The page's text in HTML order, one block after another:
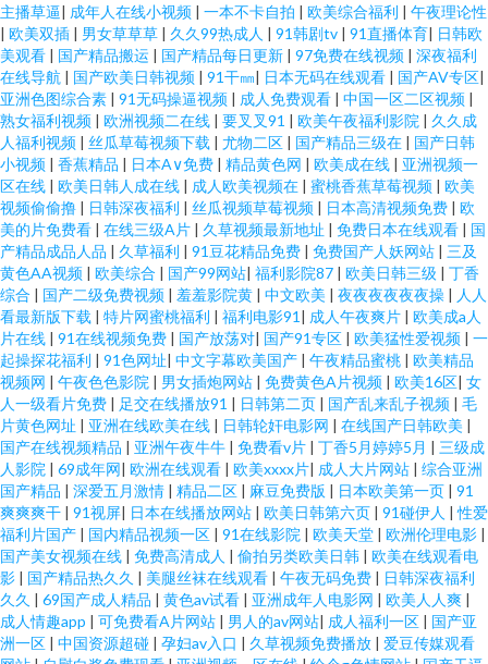
主播草逼| 成年人在线小视频 | 一本不卡自拍 | 欧美综合福利 | 午夜理论性
| 欧美双插 | 男女草草草 | 久久99热成人 | 91韩剧tv | 91直播体育| 日韩欧
美观看 | 国产精品搬运 | 国产精品每日更新 | 97免费在线视频 | 深夜福利
在线导航 | 国产欧美日韩视频 | 91干㎜| 日本无码在线观看 | 国产AV专区|
亚洲色图综合素 | 91无码操逼视频 | 成人免费观看 | 中国一区二区视频 |
熟女福利视频 | 欧洲视频二在线 | 要叉叉91 | 欧美午夜福利影院 | 久久成
人福利视频 | 丝瓜草莓视频下载 | 尤物二区 | 国产精品三级在 | 国产日韩
小视频 | 香蕉精品 | 日本A∨免费 | 精品黄色网 | 欧美成在线 | 亚洲视频一
区在线 | 欧美日韩人成在线 | 成人欧美视频在 | 蜜桃香蕉草莓视频 | 欧美
视频偷偷撸 | 日韩深夜福利 | 丝瓜视频草莓视频 | 日本高清视频免费 | 欧
美的片免费看 | 在线三级A片 | 久草视频最新地址 | 免费日本在线观看 | 国
产精品成品人品 | 久草福利 | 91豆花精品免费 | 免费国产人妖网站 | 三及
黄色AA视频 | 欧美综合 | 国产99网站| 福利影院87 | 欧美日韩三级 | 丁香
综合 | 国产二级免费视频 | 羞羞影院黄 | 中文欧美 | 夜夜夜夜夜夜操 | 人人
看最新版下载 | 特片网蜜桃福利 | 福利电影91 | 成人午夜爽片 | 欧美成a人
片在线 | 91在线视频免费 | 国产放荡对| 国产91专区 | 欧美猛性爱视频 | 一
起操探花福利 | 91色网址| 中文字幕欧美国产 | 午夜精品蜜桃 | 欧美精品
视频网 | 午夜色色影院 | 男女插炮网站 | 免费黄色A片视频 | 欧美16区| 女
人一级看片免费 | 足交在线播放91 | 日韩第二页 | 国产乱来乱子视频 | 毛
片黄色网址 | 亚洲在线欧美在线 | 日韩轮奸电影网 | 在线国产日韩欧美 |
国产在线视频精品 | 亚洲午夜牛牛 | 免费看v片 | 丁香5月婷婷5月 | 三级成
人影院 | 69成年网| 欧洲在线观看 | 欧美xxxx片| 成人大片网站 | 综合亚洲
国产精品 | 深爱五月激情 | 精品二区 | 麻豆免费版 | 日本欧美第一页 | 91
爽爽爽干 | 91视屏| 日本在线播放网站 | 欧美日韩第六页 | 91碰伊人 |性爱
福利片国产 | 国内精品视频一区 | 91在线影院 | 欧美天堂 | 欧洲伦理电影 |
国产美女视频在线 | 免费高清成人 | 偷拍另类欧美日韩 | 欧美在线观看电
影 | 国产精品热久久 | 美腿丝袜在线观看 | 午夜无码免费 | 日韩深夜福利
久久 | 69国产成人精品 | 黄色av试看 | 亚洲成年人电影网 | 欧美人人爽 |
成人情趣app | 可免费看A片网站 | 男人的av网站| 成人福利一区 | 国产亚
洲一区 | 中国资源超碰 | 孕妇av入口 | 久草视频免费播放 | 爱豆传媒观看